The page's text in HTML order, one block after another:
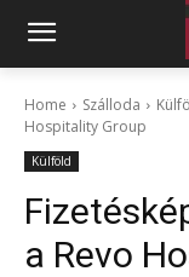
Home Szálloda
Hospitality Group
Külföld
a Revo